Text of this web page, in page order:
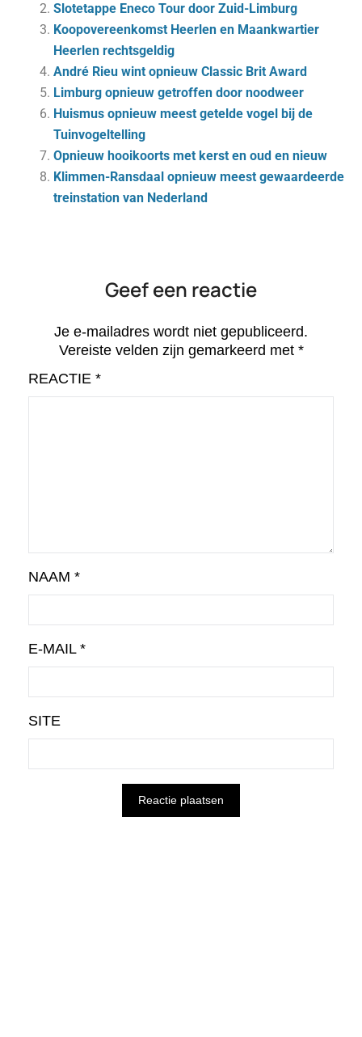
Slotetappe Eneco Tour door Zuid-Limburg
Koopovereenkomst Heerlen en Maankwartier
Heerlen rechtsgeldig
André Rieu wint opnieuw Classic Brit Award
Limburg opnieuw getroffen door noodweer
Huismus opnieuw meest getelde vogel bij de
Tuinvogeltelling
Opnieuw hooikoorts met kerst en oud en nieuw
Klimmen-Ransdaal opnieuw meest gewaardeerde
treinstation van Nederland
Geef een reactie
Je e-mailadres wordt niet gepubliceerd.
Vereiste velden zijn gemarkeerd met *
REACTIE *
NAAM *
E-MAIL *
SITE